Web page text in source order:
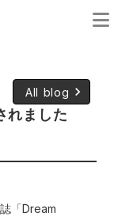
All blog keyboard_arrow_right
れました
「Dream